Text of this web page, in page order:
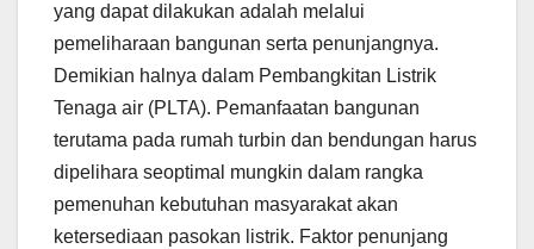
yang dapat dilakukan adalah melalui
pemeliharaan bangunan serta penunjangnya.
Demikian halnya dalam Pembangkitan Listrik
Tenaga air (PLTA). Pemanfaatan bangunan
terutama pada rumah turbin dan bendungan harus
dipelihara seoptimal mungkin dalam rangka
pemenuhan kebutuhan masyarakat akan
ketersediaan pasokan listrik. Faktor penunjang